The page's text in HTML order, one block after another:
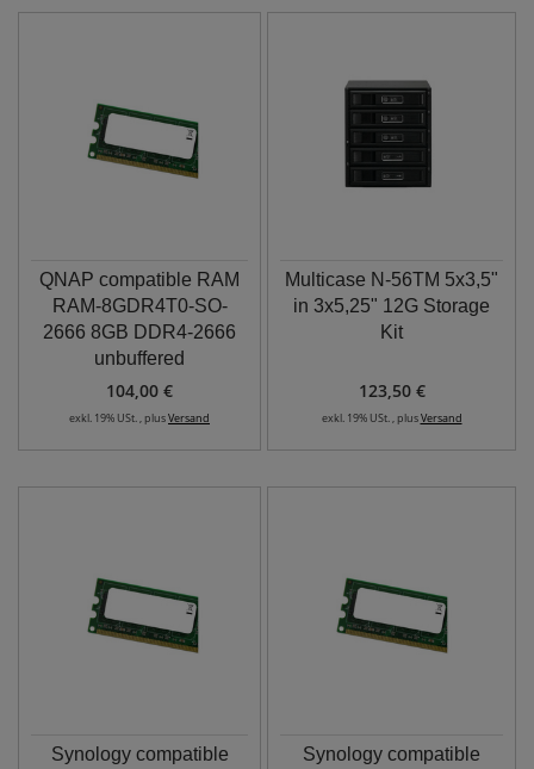
QNAP compatible RAM
RAM-8GDR4T0-SO-
2666 8GB DDR4-2666
unbuffered
104,00 €
exkl. 19% USt. , plusVersand
Multicase N-56TM 5x3,5"
in 3x5,25" 12G Storage
Kit
123,50 €
exkl. 19% USt. , plusVersand
Synology compatible
Synology compatible